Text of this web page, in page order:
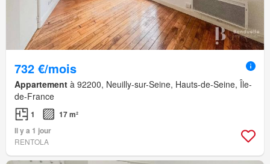
732 €/mois
Appartement à 92200, Neuilly-sur-Seine, Hauts-de-Seine, Île-
de-France
1
17 m²
Il y a 1 jour
RENTOLA